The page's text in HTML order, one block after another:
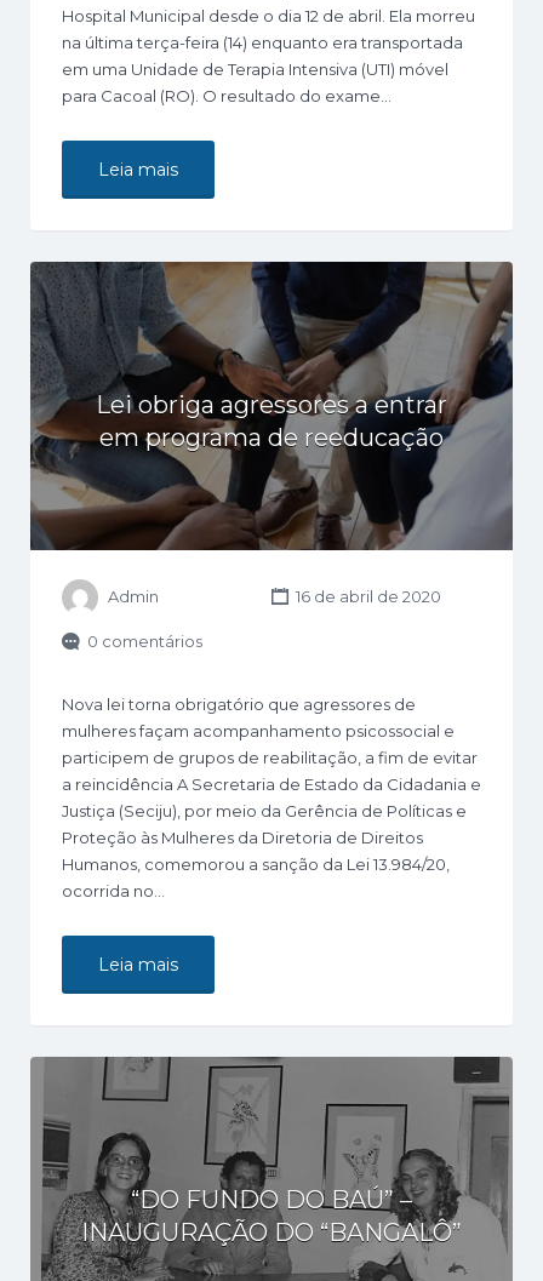
Hospital Municipal desde o dia 12 de abril. Ela morreu
na última terça-feira (14) enquanto era transportada
em uma Unidade de Terapia Intensiva (UTI) móvel
para Cacoal (RO). O resultado do exame…
Leia mais
Lei obriga agressores a entrar
em programa de reeducação
Admin 16 de abril de 2020
0 comentários
Nova lei torna obrigatório que agressores de
mulheres façam acompanhamento psicossocial e
participem de grupos de reabilitação, a fim de evitar
a reincidência A Secretaria de Estado da Cidadania e
Justiça (Seciju), por meio da Gerência de Políticas e
Proteção às Mulheres da Diretoria de Direitos
Humanos, comemorou a sanção da Lei 13.984/20,
ocorrida no…
Leia mais
“DO FUNDO DO BAÚ” –
INAUGURAÇÃO DO “BANGALÔ”